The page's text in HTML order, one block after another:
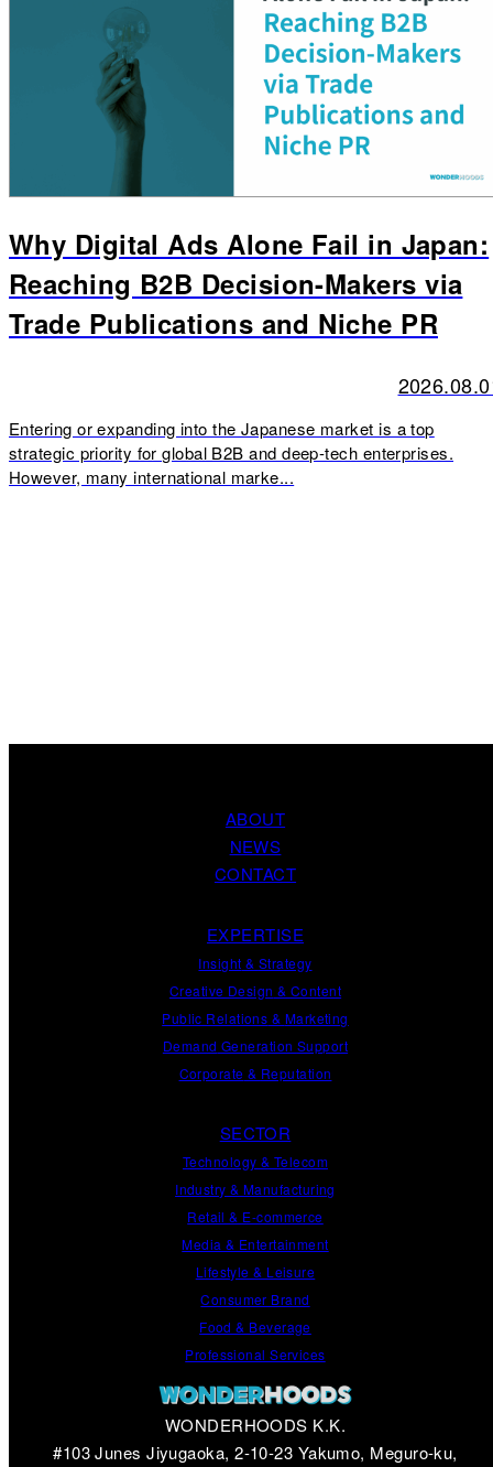
Why Digital Ads Alone Fail in Japan:
Reaching B2B Decision-Makers via
Trade Publications and Niche PR
Entering or expanding into the Japanese market is a top
strategic priority for global B2B and deep-tech enterprises.
However, many international marke...
WONDERHOODS K.K.
#103 Junes Jiyugaoka, 2-10-23 Yakumo, Meguro-ku,
ABOUT
NEWS
CONTACT
EXPERTISE
Insight & Strategy
Creative Design & Content
Public Relations & Marketing
Demand Generation Support
Corporate & Reputation
SECTOR
Technology & Telecom
Industry & Manufacturing
Retail & E-commerce
Media & Entertainment
Lifestyle & Leisure
Consumer Brand
Food & Beverage
Professional Services